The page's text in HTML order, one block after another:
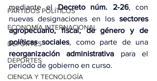
PARTIDOS POLÍTICOS
ECONOMÍA INTERNACIONAL
DEPORTES
DEPORTES
CIENCIA Y TECNOLOGÍA
mediante el Decreto núm. 2-26, con
nuevas designaciones en los sectores
agropecuario, fiscal, de género y de
políticas sociales
reorganización administrativa para el
período de gobierno en curso.